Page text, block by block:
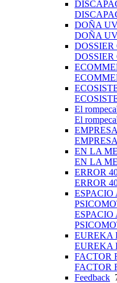
DOÑA
DOÑA
El
El
EN LA
EN LA
ERROR
ERROR
ESPACIO
ESPACIO
EUREKA
EUREKA
FACTOR
FACTOR
Feedback